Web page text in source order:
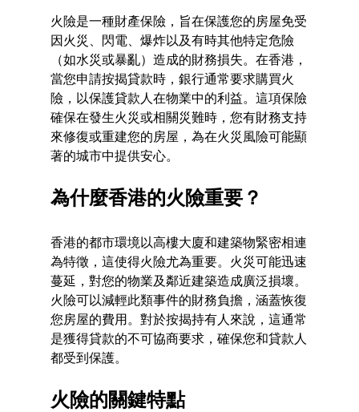
火險是一種財產保險，旨在保護您的房屋免受
因火災、閃電、爆炸以及有時其他特定危險
（如水災或暴亂）造成的財務損失。在香港，
當您申請按揭貸款時，銀行通常要求購買火
險，以保護貸款人在物業中的利益。這項保險
確保在發生火災或相關災難時，您有財務支持
來修復或重建您的房屋，為在火災風險可能顯
著的城市中提供安心。
為什麼香港的火險重要？
香港的都市環境以高樓大廈和建築物緊密相連
為特徵，這使得火險尤為重要。火災可能迅速
蔓延，對您的物業及鄰近建築造成廣泛損壞。
火險可以減輕此類事件的財務負擔，涵蓋恢復
您房屋的費用。對於按揭持有人來說，這通常
是獲得貸款的不可協商要求，確保您和貸款人
都受到保護。
火險的關鍵特點